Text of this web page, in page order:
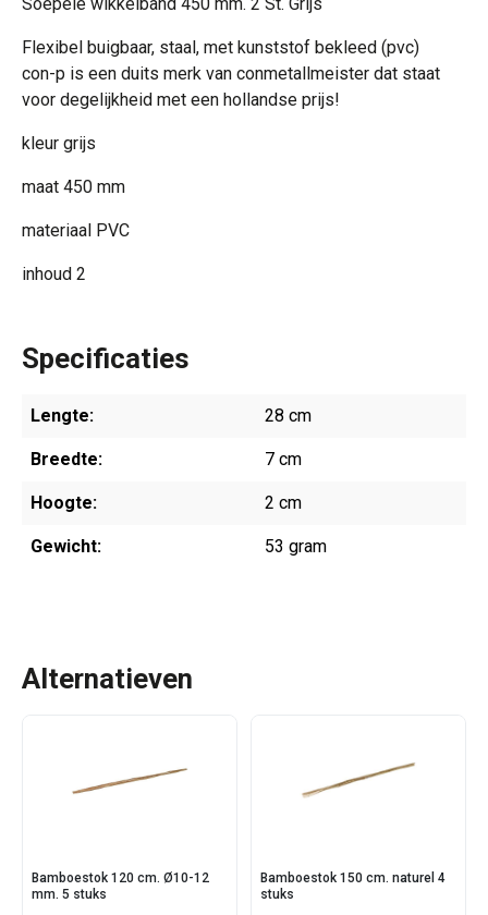
Flexibel buigbaar, staal, met kunststof bekleed (pvc)
con-p is een duits merk van conmetallmeister dat staat
voor degelijkheid met een hollandse prijs!
kleur grijs
maat 450 mm
materiaal PVC
inhoud 2
Specificaties
Lengte: 28 cm
Breedte: 7 cm
Hoogte: 2 cm
Gewicht: 53 gram
Alternatieven
Bamboestok 120 cm. Ø10-12
mm. 5 stuks
Bamboestok 150 cm. naturel 4
stuks